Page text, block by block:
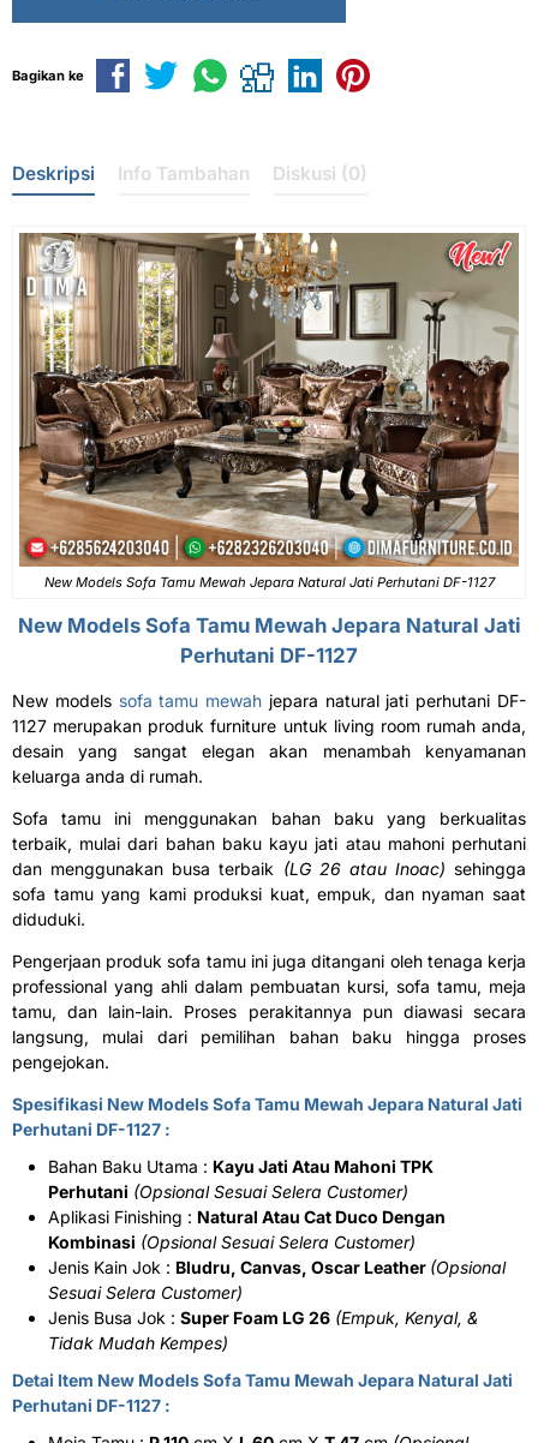
Bagikan ke
Deskripsi Info Tambahan Diskusi (0)
New Models Sofa Tamu Mewah Jepara Natural Jati Perhutani DF-1127
New Models Sofa Tamu MewahJepara Natural Jati
Perhutani DF-1127
New models sofa tamu mewah jepara natural jati perhutani DF-
1127 merupakan produk furniture untuk living room rumah anda,
desain yang sangat elegan akan menambah kenyamanan
keluarga anda di rumah.
Sofa tamu ini menggunakan bahan baku yang berkualitas
terbaik, mulai dari bahan baku kayu jati atau mahoni perhutani
dan menggunakan busa terbaik (LG 26 atau Inoac) sehingga
sofa tamu yang kami produksi kuat, empuk, dan nyaman saat
diduduki.
Pengerjaan produk sofa tamu ini juga ditangani oleh tenaga kerja
professional yang ahli dalam pembuatan kursi, sofa tamu, meja
tamu, dan lain-lain. Proses perakitannya pun diawasi secara
langsung, mulai dari pemilihan bahan baku hingga proses
pengejokan.
Spesifikasi New Models Sofa Tamu Mewah Jepara Natural Jati
Perhutani DF-1127 :
Bahan Baku Utama : Kayu Jati Atau Mahoni TPK
Perhutani (Opsional Sesuai Selera Customer)
Aplikasi Finishing : Natural Atau Cat Duco Dengan
Kombinasi (Opsional Sesuai Selera Customer)
Jenis Kain Jok : Bludru, Canvas, Oscar Leather (Opsional
Sesuai Selera Customer)
Jenis Busa Jok : Super Foam LG 26 (Empuk, Kenyal, &
Tidak Mudah Kempes)
Detai Item New Models Sofa Tamu Mewah Jepara Natural Jati
Perhutani DF-1127 :